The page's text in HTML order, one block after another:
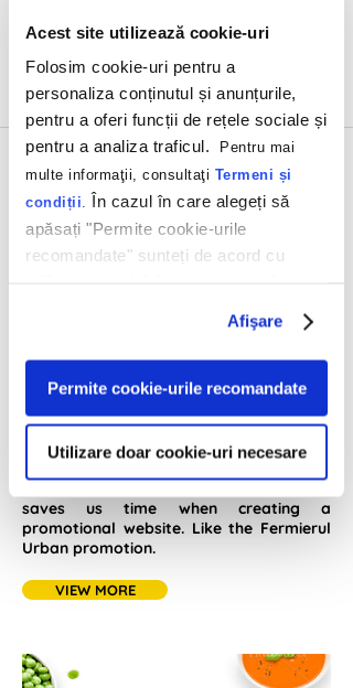
Acest site utilizează cookie-uri
Folosim cookie-uri pentru a
personaliza conținutul și anunțurile,
pentru a oferi funcții de rețele sociale și
pentru a analiza traficul.
Pentru mai
multe informaţii, consultaţi Termeni și
condiții
În cazul în care alegeți să
apăsați "Permite cookie-urile
recomandate" sunteți de acord cu
Afişare
Permite cookie-urile recomandate
Utilizare doar cookie-uri necesare
page.
VIEW MORE
saves us time when creating a
promotional website. Like the Fermierul
Urban promotion.
VIEW MORE